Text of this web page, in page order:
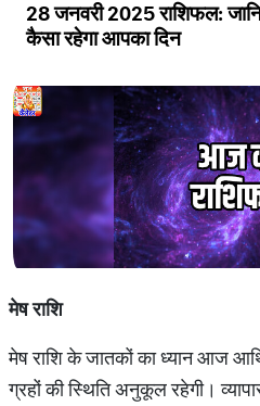
28 जनवरी 2025 राशिफल:
कैसा रहेगा आपका दिन
मेष राशि
मेष राशि के जातकों का ध्यान आज
ग्रहों की स्थिति अनुकूल रहेगी।